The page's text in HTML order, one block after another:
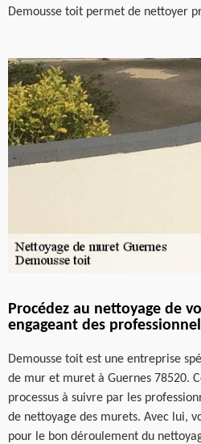
Demousse toit permet de nettoyer
Procédez au nettoyage de
engageant des
Demousse toit est une entreprise
de mur et muret à Guernes 78520.
processus à suivre par les
de nettoyage des murets. Avec lui,
pour le bon déroulement du